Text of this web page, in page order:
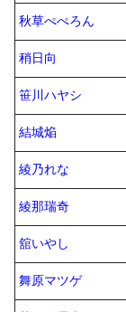
秋草ぺぺろん
稍日向
笹川ハヤシ
結城焔
綾乃れな
綾那瑞奇
舘いやし
舞原マツゲ